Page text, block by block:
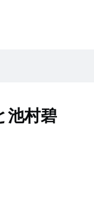
池村碧